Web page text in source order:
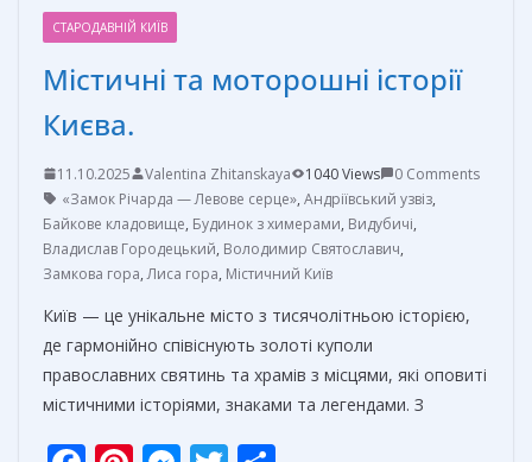
СТАРОДАВНІЙ КИЇВ
Містичні та моторошні історії
Києва.
11.10.2025 Valentina Zhitanskaya 1040 Views
0 Comments
«Замок Річарда — Левове серце», Андріївський узвіз,
Байкове кладовище, Будинок з химерами, Видубичі,
Владислав Городецький, Володимир Святославич,
Замкова гора,Лиса гора, Містичний Київ
Київ — це унікальне місто з тисячолітньою історією,
де гармонійно співіснують золоті куполи
православних святинь та храмів з місцями, які оповиті
містичними історіями, знаками та легендами. З